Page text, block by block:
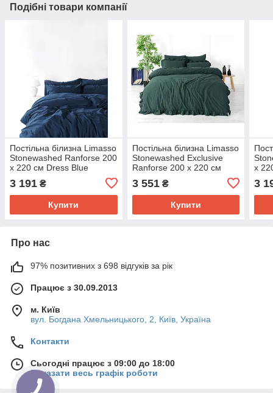
Подібні товари компанії
Постільна білизна Limasso
Stonewashed Ranforse 200
х 220 см Dress Blue
3 191 ₴
Купити
Постільна білизна Limasso
Stonewashed Exclusive
Ranforse 200 х 220 см
3 551₴
Купити
х
3
Про нас
97% позитивних з 698 відгуків за рік
Працює з 30.09.2013
м. Київ
вул. Богдана Хмельницького, 2, Київ, Україна
Контакти
Сьогодні працює з 09:00 до 18:00
Показати весь графік роботи